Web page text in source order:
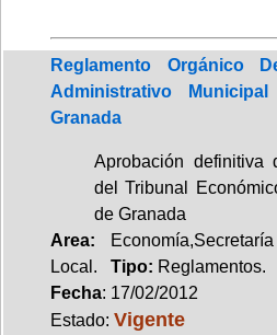
Reglamento Orgánico
Administrativo
Granada
Aprobación definitiva
del Tribunal
de Granada
Area:
Local. Tipo: Reglamentos.
Fecha: 17/02/2012
Estado: Vigente